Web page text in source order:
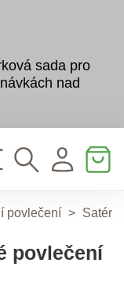
sada pro
nad
povlečení >
povlečení